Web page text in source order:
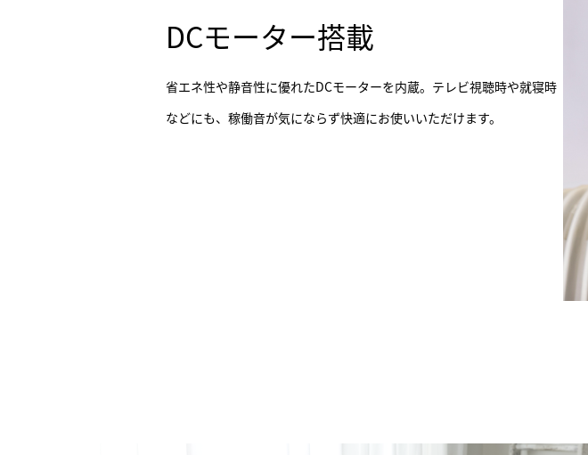
DCモーター搭載
省エネ性や静音性に優れたDCモーターを内蔵。テレビ視聴時や就寝時
などにも、稼働音が気にならず快適にお使いいただけます。